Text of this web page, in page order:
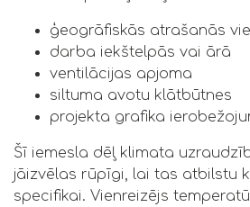
ģeogrāfiskās atrašanās
darba iekštelpās vai ārā
ventilācijas apjoma
siltuma avotu klātbūtnes
projekta grafika
Šī iemesla dēļ klimata
jāizvēlas rūpīgi, lai tas atbilstu
specifikai. Vienreizējs